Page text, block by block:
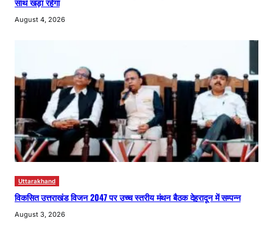
August 4, 2026
Uttarakhand
विकसित उत्तराखंड विजन 2047 पर उच्च स्तरीय मंथन बैठक देहरादून में सम्पन्न
August 3, 2026